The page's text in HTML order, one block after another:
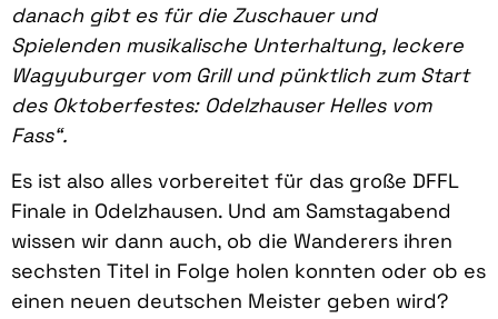
danach gibt es für die Zuschauer und
Spielenden musikalische Unterhaltung, leckere
Wagyuburger vom Grill und pünktlich zum Start
des Oktoberfestes: Odelzhauser Helles vom
Fass“.
Es ist also alles vorbereitet für das große DFFL
Finale in Odelzhausen. Und am Samstagabend
wissen wir dann auch, ob die Wanderers ihren
sechsten Titel in Folge holen konnten oder ob es
einen neuen deutschen Meister geben wird?